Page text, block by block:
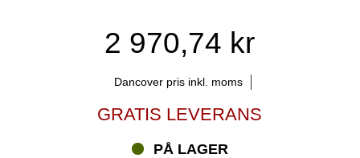
2 970,74 kr
Dancover pris inkl. moms
GRATIS LEVERANS
PÅ LAGER